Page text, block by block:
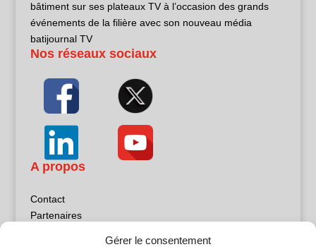
Gérer le consentement
bâtiment sur ses plateaux TV à l’occasion des grands
événements de la filière avec son nouveau média
batijournal TV
Nos réseaux sociaux
A propos
Contact
Partenaires